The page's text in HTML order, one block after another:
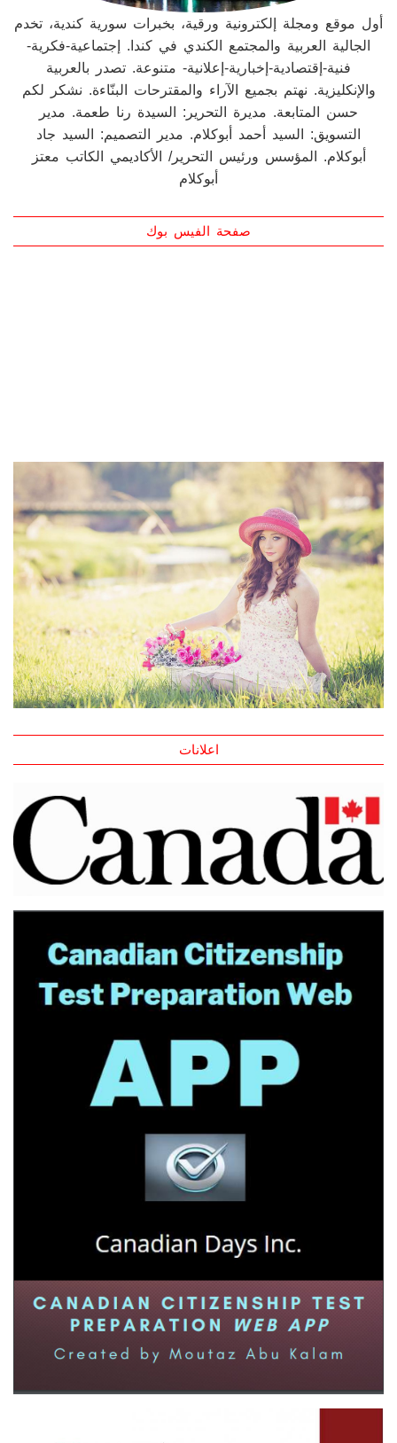
أول موقع ومجلة إلكترونية ورقية، بخبرات سورية كندية، تخدم
الجالية العربية والمجتمع الكندي في كندا. إجتماعية-فكرية-
فنية-إقتصادية-إخبارية-إعلانية- متنوعة. تصدر بالعربية
والإنكليزية. نهتم بجميع الآراء والمقترحات البنّاءة. نشكر لكم
حسن المتابعة. مديرة التحرير: السيدة رنا طعمة. مدير
التسويق: السيد أحمد أبوكلام. مدير التصميم: السيد جاد
أبوكلام. المؤسس ورئيس التحرير/ الأكاديمي الكاتب معتز